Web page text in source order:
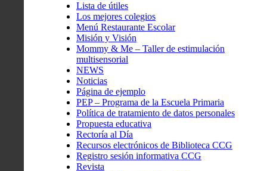
Lista de útiles
Los mejores colegios
Menú Restaurante Escolar
Misión y Visión
Mommy & Me – Taller de estimulación
multisensorial
NEWS
Noticias
Página de ejemplo
PEP – Programa de la Escuela Primaria
Política de tratamiento de datos personales
Propuesta educativa
Rectoría al Día
Recursos electrónicos de Biblioteca CCG
Registro sesión informativa CCG
Revista